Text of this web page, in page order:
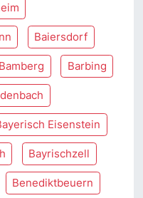
Baiersdorf
Bamberg Barbing
Eisenstein
Bayrischzell
Benediktbeuern